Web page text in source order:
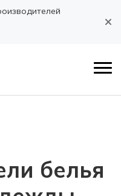
белья